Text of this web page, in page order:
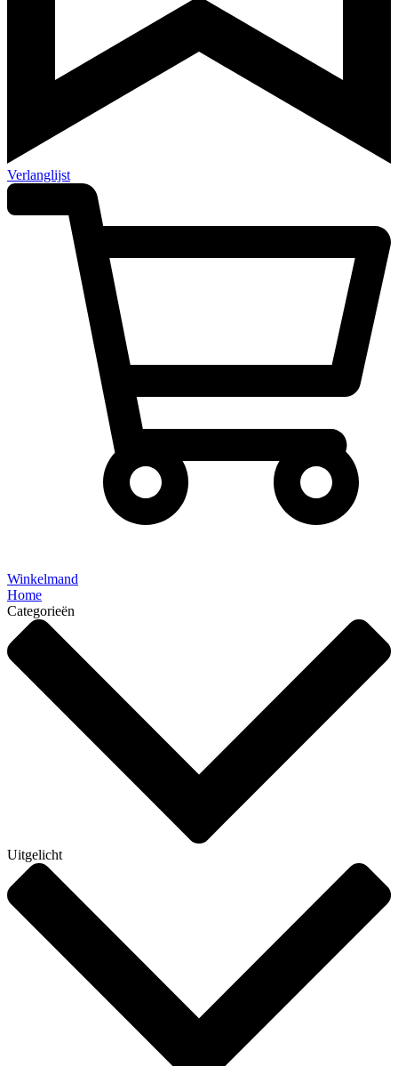
Verlanglijst
Winkelmand
Home
Categorieën
Uitgelicht